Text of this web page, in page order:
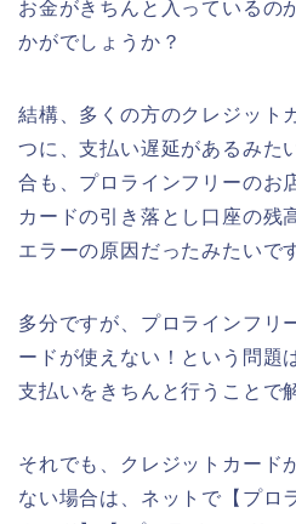
お金がきちんと入っているの
かがでしょうか？
結構、多くの方のクレジット
つに、支払い遅延があるみた
合も、プロラインフリーのお
カードの引き落とし口座の残
エラーの原因だったみたいで
多分ですが、プロラインフリ
ードが使えない！という問題
支払いをきちんと行うことで
それでも、クレジットカード
ない場合は、ネットで【プロ